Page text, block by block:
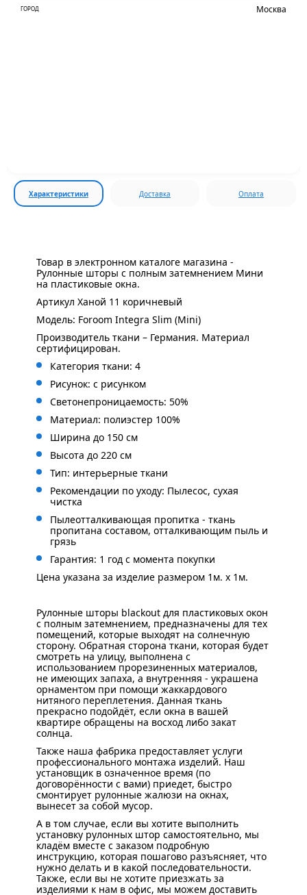
ГОРОД Москва
Характеристики Доставка Оплата
Товар в электронном каталоге магазина -
Рулонные шторы с полным затемнением Мини
на пластиковые окна.
Артикул Ханой 11 коричневый
Модель: Foroom Integra Slim (Mini)
Производитель ткани – Германия. Материал
сертифицирован.
Категория ткани: 4
Рисунок: с рисунком
Светонепроницаемость: 50%
Материал: полиэстер 100%
Ширина до 150 см
Высота до 220 см
Тип: интерьерные ткани
Рекомендации по уходу: Пылесос, сухая
чистка
Пылеотталкивающая пропитка - ткань
пропитана составом, отталкивающим пыль и
грязь
Гарантия: 1 год с момента покупки
Цена указана за изделие размером 1м. x 1м.
Рулонные шторы blackout для пластиковых окон
с полным затемнением, предназначены для тех
помещений, которые выходят на солнечную
сторону. Обратная сторона ткани, которая будет
смотреть на улицу, выполнена с
использованием прорезиненных материалов,
не имеющих запаха, а внутренняя - украшена
орнаментом при помощи жаккардового
нитяного переплетения. Данная ткань
прекрасно подойдёт, если окна в вашей
квартире обращены на восход либо закат
солнца.
Также наша фабрика предоставляет услуги
профессионального монтажа изделий. Наш
установщик в означенное время (по
договорённости с вами) приедет, быстро
смонтирует рулонные жалюзи на окнах,
вынесет за собой мусор.
А в том случае, если вы хотите выполнить
установку рулонных штор самостоятельно, мы
кладём вместе с заказом подробную
инструкцию, которая пошагово разъясняет, что
нужно делать и в какой последовательности.
Также, если вы не хотите приезжать за
изделиями к нам в офис, мы можем доставить